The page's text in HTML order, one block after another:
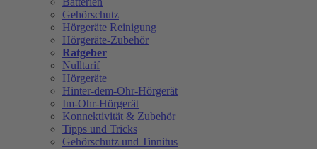
Gehörschutz
Hörgeräte Reinigung
Hörgeräte-Zubehör
Ratgeber
Nulltarif
Hörgeräte
Hinter-dem-Ohr-Hörgerät
Im-Ohr-Hörgerät
Konnektivität & Zubehör
Tipps und Tricks
Gehörschutz und Tinnitus